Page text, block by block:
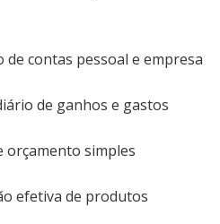
de contas pessoal e empresa
de ganhos e gastos
orçamento simples
efetiva de produtos